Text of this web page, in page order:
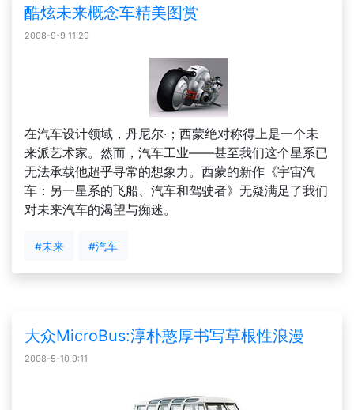
酷炫未来概念车精美图赏
2008-9-9 11:29
在汽车设计领域，丹尼尔·；西蒙绝对称得上是一个未
来派艺术家。然而，汽车工业——甚至我们这个星系已
无法承载他超乎寻常的想象力。西蒙的新作《宇宙汽
车：另一星系的飞船、汽车和驾驶者》无疑满足了我们
对未来汽车的渴望与痴迷。
#未来 #汽车
大众MicroBus:淳朴憨厚书写草根性浪漫
2008-5-10 9:11